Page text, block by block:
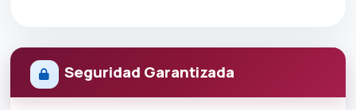
Seguridad Garantizada